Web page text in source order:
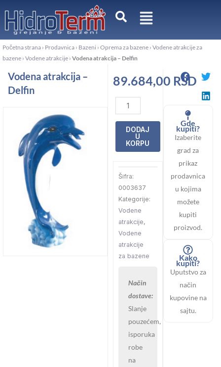
sadržaj
Početna strana › Prodavnica › Bazeni › Oprema za bazene › Vodene atrakcije za
bazene › Vodene atrakcije › Vodena atrakcija – Delfin
Vodena atrakcija –
Delfin
89.684,00 RSD
Vodena
atrakcija
Delfin
količina
DODAJ
U
KORPU
Šifra:
0003637
Kategorije:
Vodene
atrakcije,
Vodene
atrakcije
za bazene
Način
dostave:
Slanje
pouzećem,
isporuka
robe
na
Gde
kupiti?
Izaberite
grad za
prikaz
prodavnica
u kojima
možete
kupiti
proizvod.
Kako
kupiti?
Uputstvo za
način
kupovine na
sajtu.